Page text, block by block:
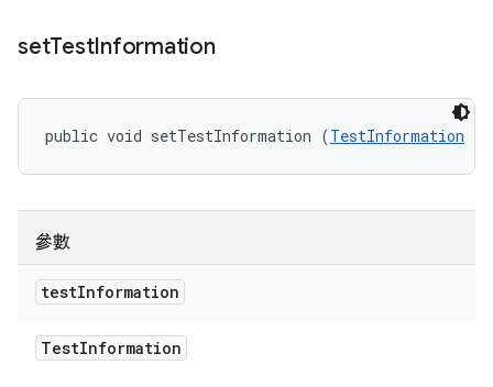
setTestInformation
public void setTestInformation (TestInformation
參數
testInformation
TestInformation